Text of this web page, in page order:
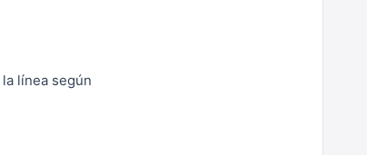
línea según